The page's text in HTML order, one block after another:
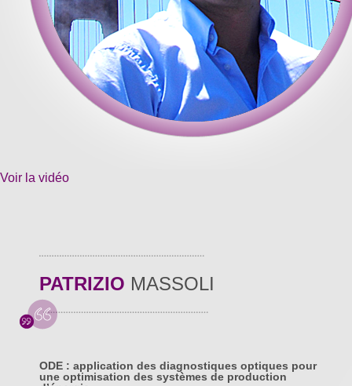
Voir la vidéo
PATRIZIO MASSOLI
ODE : application des diagnostiques optiques pour
une optimisation des systèmes de production